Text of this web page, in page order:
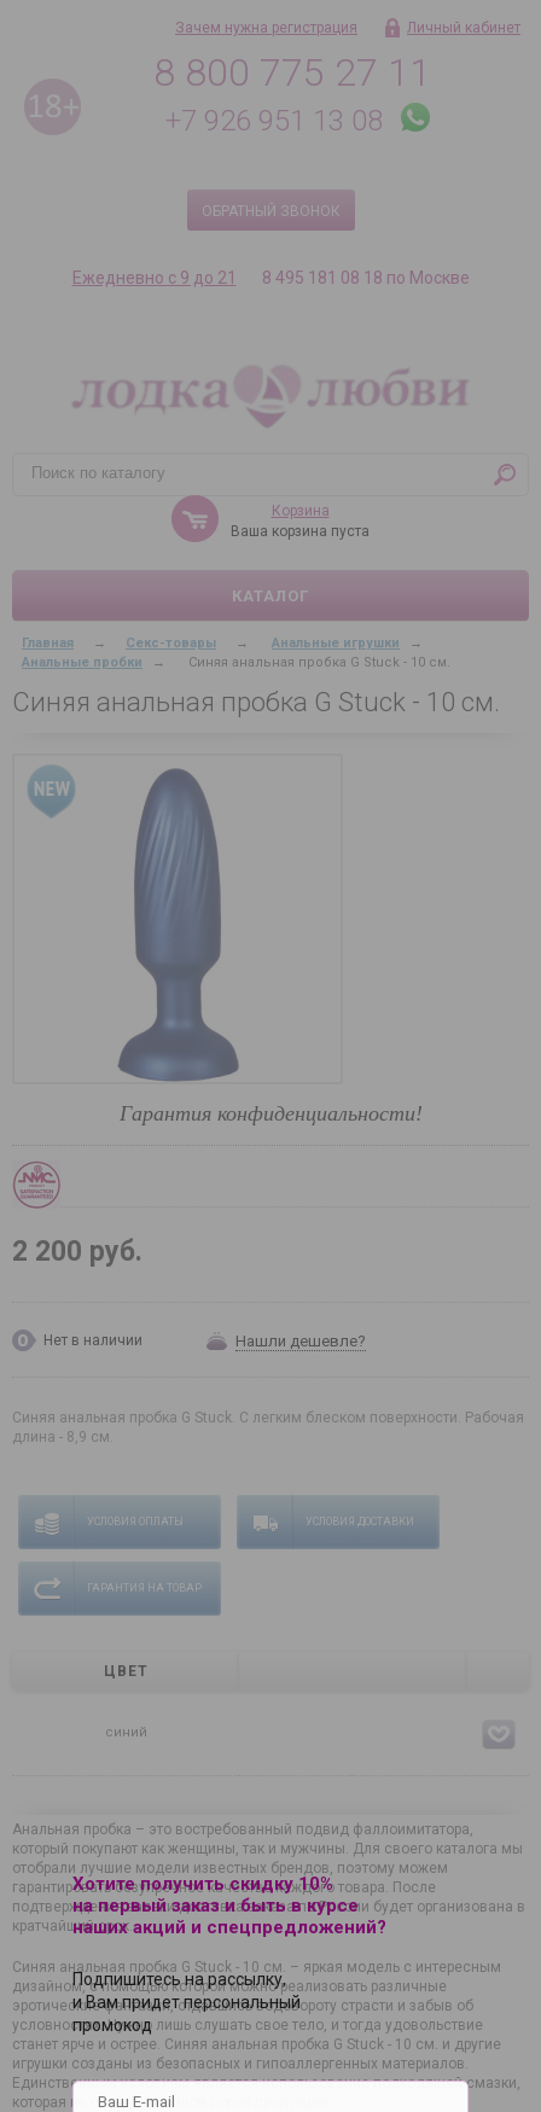
8 800 775 27 11
+7 926 951 13 08
ОБРАТНЫЙ ЗВОНОК
Зачем нужна регистрация Личный кабинет
Ежедневно с 9 до 21 8 495 181 08 18 по Москве
Корзина
Ваша корзина пуста
КАТАЛОГ
Главная → Секс-товары → Анальные игрушки
→
Анальные пробки
→ Синяя анальная пробка G Stuck - 10 см.
Синяя анальная пробка G Stuck - 10 см.
Гарантия конфиденциальности!
2 200 руб.
Нет в наличии Нашли дешевле?
Синяя анальная пробка G Stuck. С легким блеском поверхности. Рабочая
длина - 8,9 см.
УСЛОВИЯ ОПЛАТЫ УСЛОВИЯ ДОСТАВКИ
ГАРАНТИЯ НА ТОВАР
ЦВЕТ
синий
Анальная пробка – это востребованный подвид фаллоимитатора,
который покупают как женщины, так и мужчины. Для своего каталога мы
отобрали лучшие модели известных брендов, поэтому можем
гарантировать безупречное качество каждого товара. После
подтверждения заявки доставка заказа по России будет организована в
кратчайший срок.
Синяя анальная пробка G Stuck - 10 см. – яркая модель с интересным
дизайном, с помощью которой можно реализовать различные
эротические фантазии, отдавшись водовороту страсти и забыв об
условностях. Нужно лишь слушать свое тело, и тогда удовольствие
станет ярче и острее. Синяя анальная пробка G Stuck - 10 см. и другие
игрушки созданы из безопасных и гипоаллергенных материалов.
Единственным условием является использование подходящей смазки,
которая не станет причиной порчи продукции.
Хотите получить скидку 10%
на первый заказ и быть в курсе
наших акций и спецпредложений?
Подпишитесь на рассылку,
и Вам придет персональный
промокод